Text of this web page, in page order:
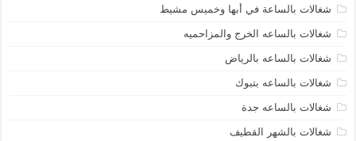
شغالات بالساعة في أبها وخميس مشيط
شغالات بالساعه الخرج والمزاحميه
شغالات بالساعه بالرياض
شغالات بالساعه بتبوك
شغالات بالساعه جدة
شغالات بالشهر القطيف